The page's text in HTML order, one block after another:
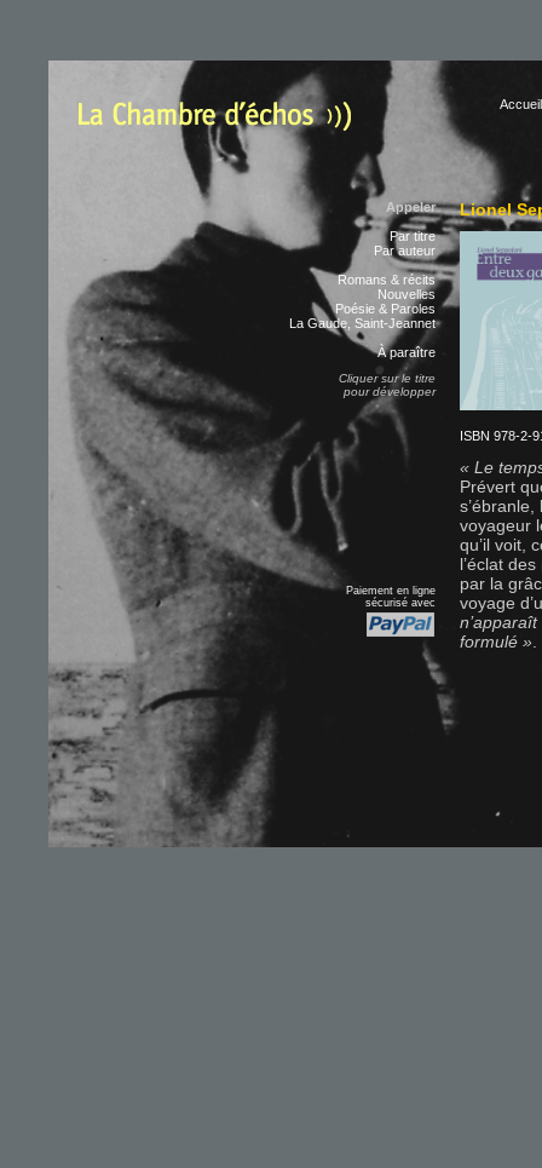
Appeler
Par titre
Par auteur
Romans & récits
Nouvelles
Poésie & Paroles
La Gaude, Saint-Jeannet
À paraître
Cliquer sur le titre
pour développer
Paiement en ligne
sécurisé avec
Lionel
ISBN 978-2-
« Le
Prévert
voyageur
qu’il voit,
l’éclat
par la
voyage
formulé »